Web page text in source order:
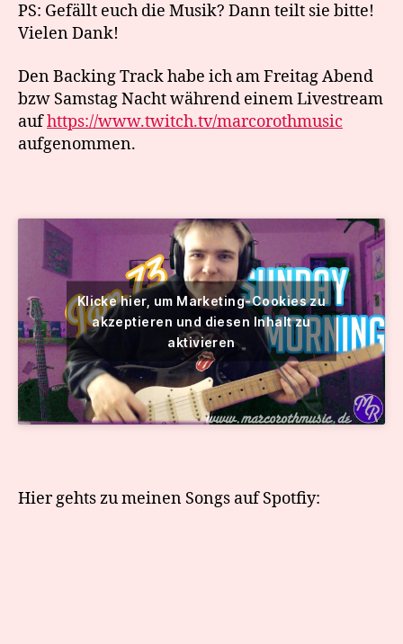
PS: Gefällt euch die Musik? Dann teilt sie bitte!
Vielen Dank!
Den Backing Track habe ich am Freitag Abend
bzw Samstag Nacht während einem Livestream
aufhttps://www.twitch.tv/marcorothmusic
aufgenommen.
Klicke hier, um Marketing-Cookies zu
akzeptieren und diesen Inhalt zu
aktivieren
Hier gehts zu meinen Songs auf Spotfiy: